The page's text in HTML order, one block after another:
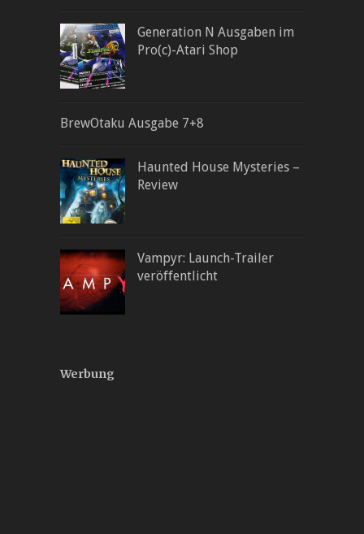
Generation N Ausgaben im
Pro(c)-Atari Shop
BrewOtaku Ausgabe 7+8
Haunted House Mysteries –
Review
Vampyr: Launch-Trailer
veröffentlicht
Werbung